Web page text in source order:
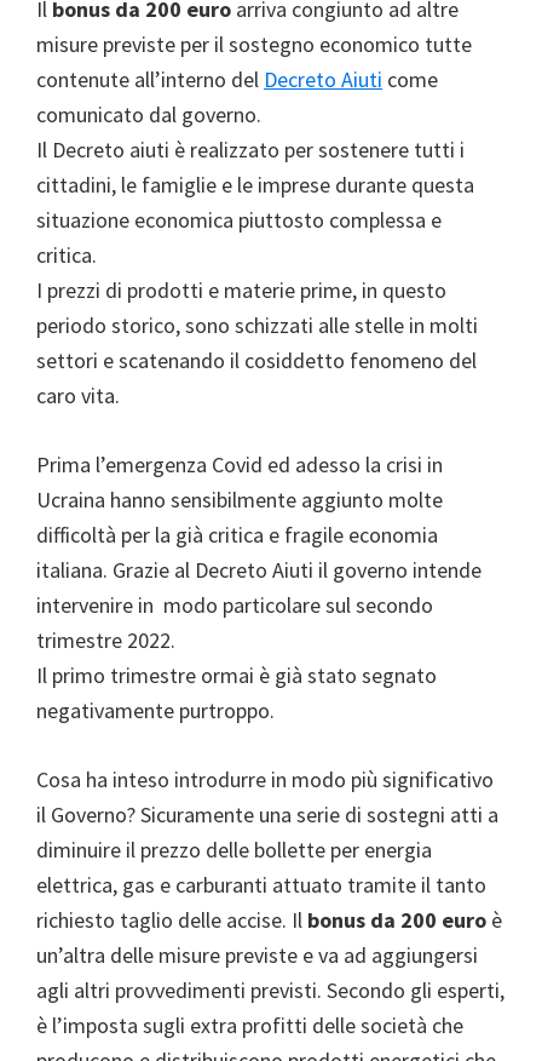
Il bonus da 200 euro arriva congiunto ad altre
misure previste per il sostegno economico tutte
contenute all’interno del Decreto Aiuti come
comunicato dal governo.
Il Decreto aiuti è realizzato per sostenere tutti i
cittadini, le famiglie e le imprese durante questa
situazione economica piuttosto complessa e
critica.
I prezzi di prodotti e materie prime, in questo
periodo storico, sono schizzati alle stelle in molti
settori e scatenando il cosiddetto fenomeno del
caro vita.
Prima l’emergenza Covid ed adesso la crisi in
Ucraina hanno sensibilmente aggiunto molte
difficoltà per la già critica e fragile economia
italiana. Grazie al Decreto Aiuti il governo intende
intervenire in modo particolare sul secondo
trimestre 2022.
Il primo trimestre ormai è già stato segnato
negativamente purtroppo.
Cosa ha inteso introdurre in modo più significativo
il Governo? Sicuramente una serie di sostegni atti a
diminuire il prezzo delle bollette per energia
elettrica, gas e carburanti attuato tramite il tanto
richiesto taglio delle accise. Il bonus da 200 euro è
un’altra delle misure previste e va ad aggiungersi
agli altri provvedimenti previsti. Secondo gli esperti,
è l’imposta sugli extra profitti delle società che